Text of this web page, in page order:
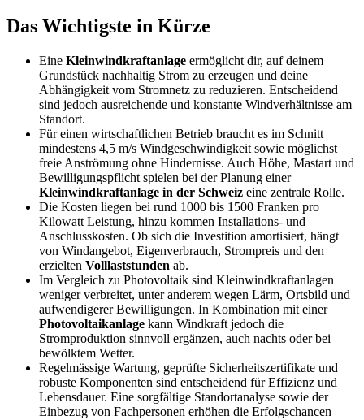
Das Wichtigste in Kürze
Eine Kleinwindkraftanlage ermöglicht dir, auf deinem
Grundstück nachhaltig Strom zu erzeugen und deine
Abhängigkeit vom Stromnetz zu reduzieren. Entscheidend
sind jedoch ausreichende und konstante Windverhältnisse am
Standort.
Für einen wirtschaftlichen Betrieb braucht es im Schnitt
mindestens 4,5 m/s Windgeschwindigkeit sowie möglichst
freie Anströmung ohne Hindernisse. Auch Höhe, Mastart und
Bewilligungspflicht spielen bei der Planung einer
Kleinwindkraftanlage in der Schweiz eine zentrale Rolle.
Die Kosten liegen bei rund 1000 bis 1500 Franken pro
Kilowatt Leistung, hinzu kommen Installations- und
Anschlusskosten. Ob sich die Investition amortisiert, hängt
von Windangebot, Eigenverbrauch, Strompreis und den
erzielten Volllaststunden ab.
Im Vergleich zu Photovoltaik sind Kleinwindkraftanlagen
weniger verbreitet, unter anderem wegen Lärm, Ortsbild und
aufwendigerer Bewilligungen. In Kombination mit einer
Photovoltaikanlage kann Windkraft jedoch die
Stromproduktion sinnvoll ergänzen, auch nachts oder bei
bewölktem Wetter.
Regelmässige Wartung, geprüfte Sicherheitszertifikate und
robuste Komponenten sind entscheidend für Effizienz und
Lebensdauer. Eine sorgfältige Standortanalyse sowie der
Einbezug von Fachpersonen erhöhen die Erfolgschancen